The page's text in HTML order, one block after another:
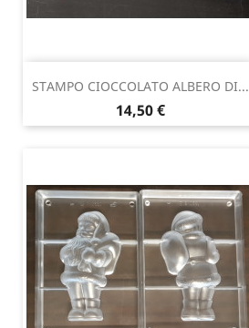
STAMPO CIOCCOLATO ALBERO DI...
Prezzo
14,50 €